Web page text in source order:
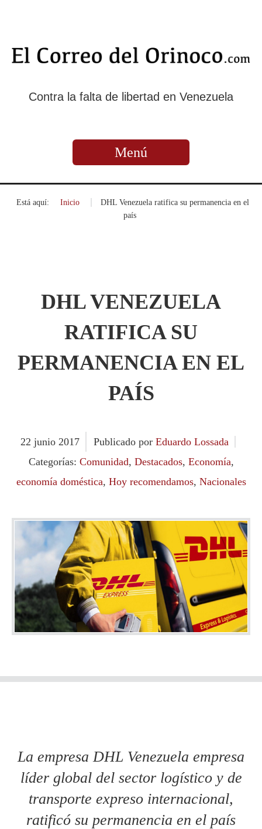
Contra la falta de libertad en Venezuela
Menú
Está aquí: Inicio
DHL Venezuela ratifica su permanencia en el
país
DHL VENEZUELA
RATIFICA SU
PERMANENCIA EN EL
PAÍS
22 junio 2017 Publicado por Eduardo Lossada
Categorías: Comunidad, Destacados, Economía,
economía doméstica, Hoy recomendamos, Nacionales
La empresa DHL Venezuela empresa
líder global del sector logístico y de
transporte expreso internacional,
ratificó su permanencia en el país